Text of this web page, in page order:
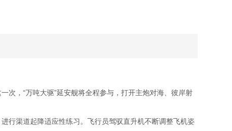
，“万吨大驱”延安舰将全程参与，打开主炮对海、彼岸射
渠道起降适应性练习。飞行员驾驭直升机不断调整飞机姿